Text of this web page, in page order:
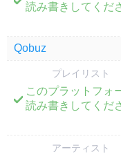
読み書きしてくだ
Qobuz
プレイリスト
;
このプラットフォ
読み書きしてくだ
アーティスト